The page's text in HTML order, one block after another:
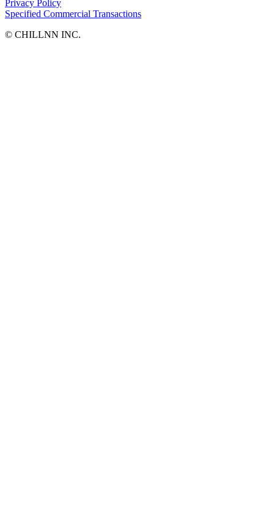
Privacy Policy
Specified Commercial Transactions
©︎ CHILLNN INC.